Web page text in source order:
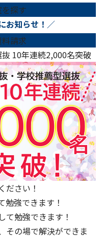
探す
お知らせ！ ／
請求
10年連続2,000名突破
ださい！
勉強できます！
て勉強できます！
その場で解決ができま